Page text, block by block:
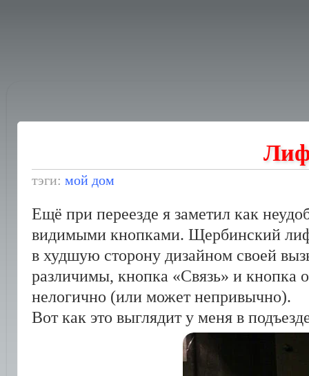
тэги: мой дом
Ещё при переезде я заметил как
видимыми кнопками. Щербинский
в худшую сторону дизайном своей
различимы, кнопка «Связь» и кнопка
нелогично (или может непривычно).
Вот как это выглядит у меня в